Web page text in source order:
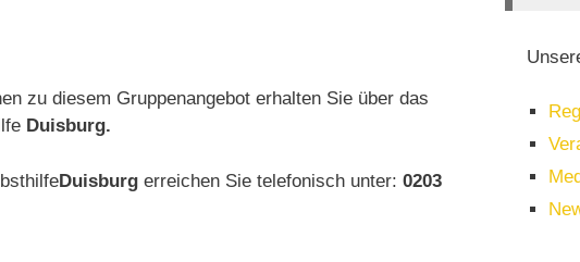
zu diesem Gruppenangebot erhalten Sie über das
Duisburg.
Duisburg erreichen Sie telefonisch unter: 0203